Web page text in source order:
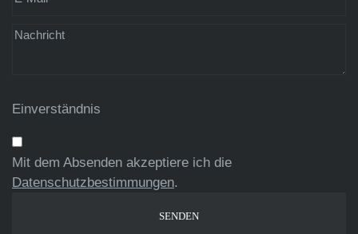
Einverständnis
Mit dem Absenden akzeptiere ich die
Datenschutzbestimmungen.